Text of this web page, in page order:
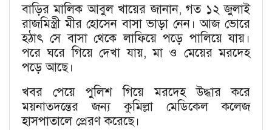
বাড়ির মালিক আবুল খায়ের জানান, গত ১২ জুলাই
রাজমিস্ত্রী মীর হোসেন বাসা ভাড়া নেন। আজ ভোরে
হঠাৎ সে বাসা থেকে লাফিয়ে পড়ে পালিয়ে যায়।
পরে ঘরে গিয়ে দেখা যায়, মা ও মেয়ের মরদেহ
পড়ে আছে।
খবর পেয়ে পুলিশ গিয়ে মরদেহ উদ্ধার করে
ময়নাতদন্তের জন্য কুমিল্লা মেডিকেল কলেজ
হাসপাতালে প্রেরণ করেছে।